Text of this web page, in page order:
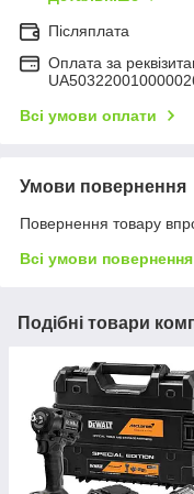
Післяплата
Оплата за
Всі умови оплати
Умови повернення
Повернення товару
Всі умови повернення
Подібні товари